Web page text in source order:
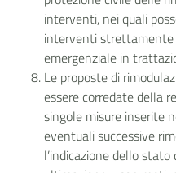
interventi, nei quali
interventi strettamente
emergenziale in
Le proposte di
essere corredate della
singole misure inserite
eventuali successive
l’indicazione dello